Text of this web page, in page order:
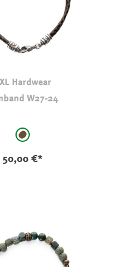
Hardwear
W27-24
braun
50,00 €*